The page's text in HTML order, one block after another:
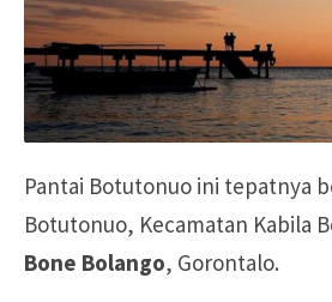
Pantai Botutonuo ini tepatnya
Botutonuo, Kecamatan Kabila
Bone Bolango, Gorontalo.